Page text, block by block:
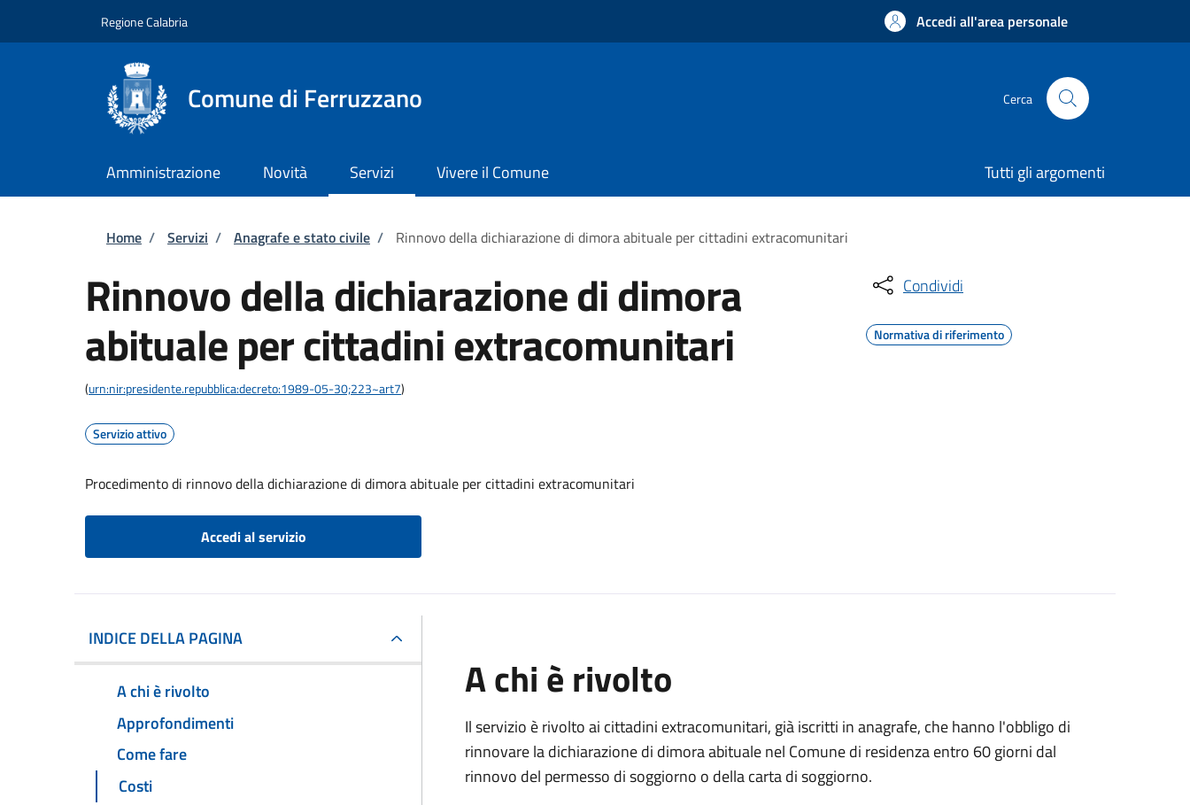
Regione Calabria Accedi all'area personale
Comune di Ferruzzano Cerca
Amministrazione Novità Servizi Vivere il Comune Tutti gli argomenti
Briciole di pane
Home / Servizi / Anagrafe e stato civile / Rinnovo della dichiarazione di dimora abituale per cittadini extracomunitari
Rinnovo della dichiarazione di dimora
abituale per cittadini extracomunitari
(urn:nir:presidente.repubblica:decreto:1989-05-30;223~art7)
Servizio attivo
Procedimento di rinnovo della dichiarazione di dimora abituale per cittadini extracomunitari
Accedi al servizio
Condividi
Normativa di riferimento
INDICE DELLA PAGINA
A chi è rivolto
Approfondimenti
Come fare
Costi
A chi è rivolto
Il servizio è rivolto ai cittadini extracomunitari, già iscritti in anagrafe, che hanno l'obbligo di
rinnovare la dichiarazione di dimora abituale nel Comune di residenza entro 60 giorni dal
rinnovo del permesso di soggiorno o della carta di soggiorno.